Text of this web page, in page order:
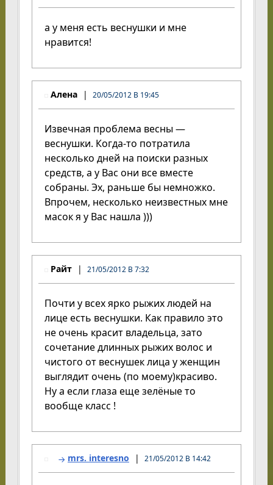
а у меня есть веснушки и мне
нравится!
Алена 20/05/2012 В 19:45
Извечная проблема весны —
веснушки. Когда-то потратила
несколько дней на поиски разных
средств, а у Вас они все вместе
собраны. Эх, раньше бы немножко.
Впрочем, несколько неизвестных мне
масок я у Вас нашла )))
Райт 21/05/2012 В 7:32
Почти у всех ярко рыжих людей на
лице есть веснушки. Как правило это
не очень красит владельца, зато
сочетание длинных рыжих волос и
чистого от веснушек лица у женщин
выглядит очень (по моему)красиво.
Ну а если глаза еще зелёные то
вообще класс !
mrs. interesno 21/05/2012 В 14:42